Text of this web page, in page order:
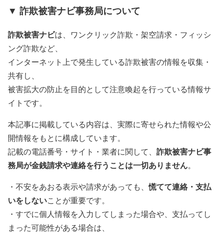
▼ 詐欺被害ナビ事務局について
詐欺被害ナビは、ワンクリック詐欺・架空請求・フィッシ
ング詐欺など、
インターネット上で発生している詐欺被害の情報を収集・
共有し、
被害拡大の防止を目的として注意喚起を行っている情報サ
イトです。
本記事に掲載している内容は、実際に寄せられた情報や公
開情報をもとに構成しています。
記載の電話番号・サイト・業者に関して、 詐欺被害ナビ事
務局が金銭請求や連絡を行うことは一切ありません。
・不安をあおる表示や請求があっても、慌てて連絡・支払
いをしないことが重要です。
・すでに個人情報を入力してしまった場合や、支払ってし
まった可能性がある場合は、